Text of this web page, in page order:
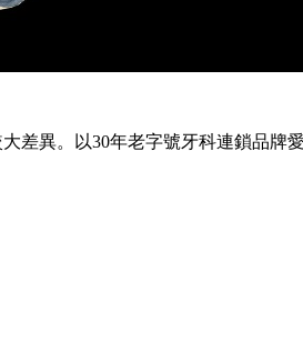
異。以30年老字號牙科連鎖品牌